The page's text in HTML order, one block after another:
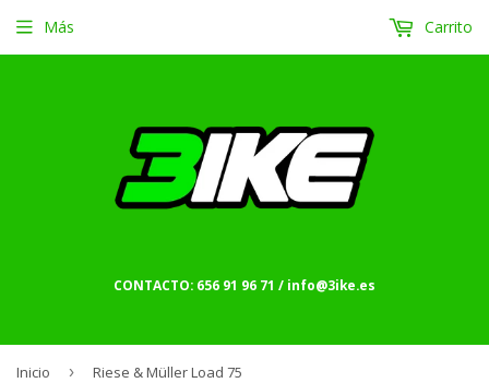
CONTACTO: 656 91 96 71 / info@3ike.es
Más Carrito
Inicio › Riese & Müller Load 75